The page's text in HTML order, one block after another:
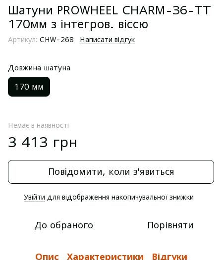
Шатуни PROWHEEL CHARM-36-TT
170мм з інтегров. віссю
Артикул: CHW-268 Написати відгук
Довжина шатуна
170 мм
Немає в наявності
3 413 грн
Повідомити, коли з'явиться
Увійти для відображення накопичувальної знижки
До обраного Порівняти
Опис Характеристики Відгуки